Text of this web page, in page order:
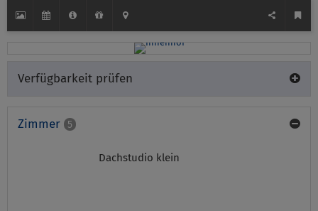
Verfügbarkeit prüfen
Zimmer 5
Dachstudio klein